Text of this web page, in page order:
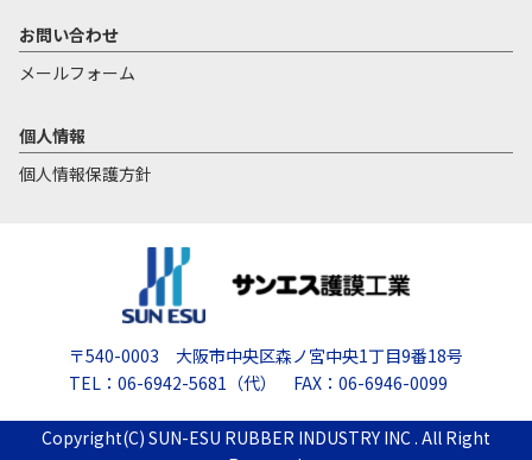
お問い合わせ
メールフォーム
個人情報
個人情報保護方針
〒540-0003 大阪市中央区森ノ宮中央1丁目9番18号
TEL：06-6942-5681（代） FAX：06-6946-0099
Copyright(C) SUN-ESU RUBBER INDUSTRY INC . All Right